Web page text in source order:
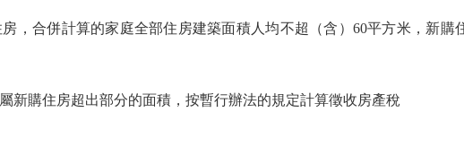
合併計算的家庭全部住房建築面積人均不超（含）60平方米，新購
購住房超出部分的面積，按暫行辦法的規定計算徵收房產稅